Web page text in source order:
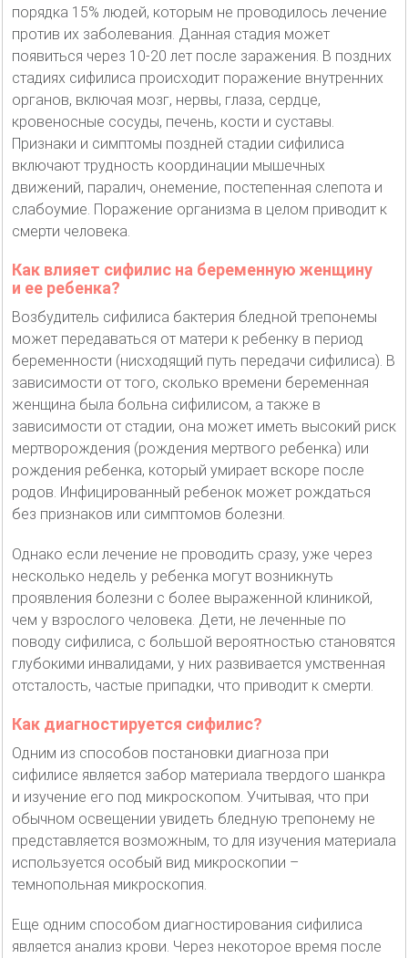
порядка 15% людей, которым не проводилось лечение
против их заболевания. Данная стадия может
появиться через 10-20 лет после заражения. В поздних
стадиях сифилиса происходит поражение внутренних
органов, включая мозг, нервы, глаза, сердце,
кровеносные сосуды, печень, кости и суставы.
Признаки и симптомы поздней стадии сифилиса
включают трудность координации мышечных
движений, паралич, онемение, постепенная слепота и
слабоумие. Поражение организма в целом приводит к
смерти человека.
Как влияет сифилис на беременную женщину
и ее ребенка?
Возбудитель сифилиса бактерия бледной трепонемы
может передаваться от матери к ребенку в период
беременности (нисходящий путь передачи сифилиса). В
зависимости от того, сколько времени беременная
женщина была больна сифилисом, а также в
зависимости от стадии, она может иметь высокий риск
мертворождения (рождения мертвого ребенка) или
рождения ребенка, который умирает вскоре после
родов. Инфицированный ребенок может рождаться
без признаков или симптомов болезни.
Однако если лечение не проводить сразу, уже через
несколько недель у ребенка могут возникнуть
проявления болезни с более выраженной клиникой,
чем у взрослого человека. Дети, не леченные по
поводу сифилиса, с большой вероятностью становятся
глубокими инвалидами, у них развивается умственная
отсталость, частые припадки, что приводит к смерти.
Как диагностируется сифилис?
Одним из способов постановки диагноза при
сифилисе является забор материала твердого шанкра
и изучение его под микроскопом. Учитывая, что при
обычном освещении увидеть бледную трепонему не
представляется возможным, то для изучения материала
используется особый вид микроскопии –
темнопольная микроскопия.
Еще одним способом диагностирования сифилиса
является анализ крови. Через некоторое время после